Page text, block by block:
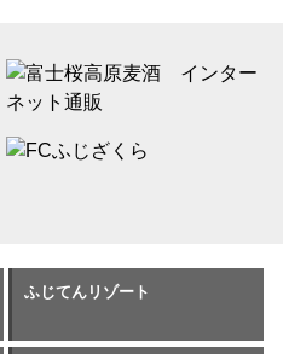
ふじてんリゾート